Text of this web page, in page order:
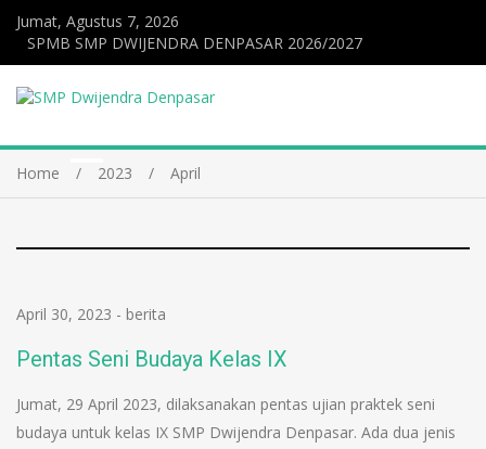
Jumat, Agustus 7, 2026
SPMB SMP DWIJENDRA DENPASAR 2026/2027
Home 2023 April
April 30, 2023 - berita
Pentas Seni Budaya Kelas IX
Jumat, 29 April 2023, dilaksanakan pentas ujian praktek seni
budaya untuk kelas IX SMP Dwijendra Denpasar. Ada dua jenis